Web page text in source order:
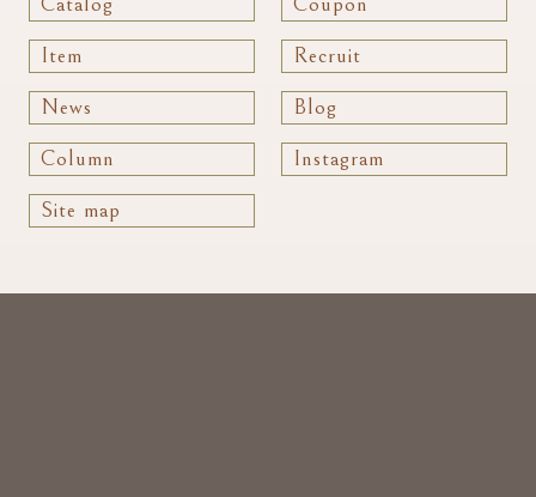
Item Recruit
News Blog
Column Instagram
Site map